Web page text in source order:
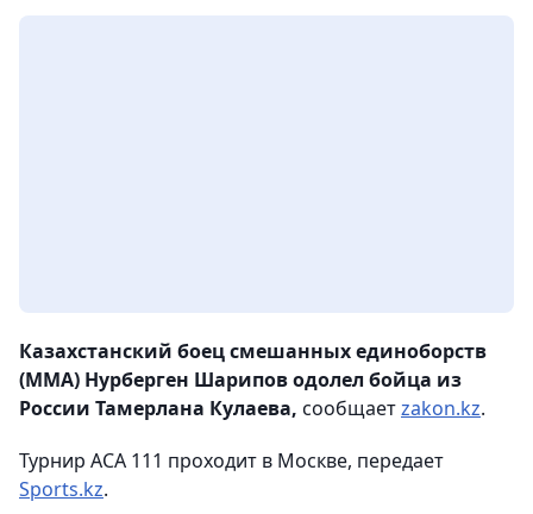
Казахстанский боец смешанных единоборств
(ММА) Нурберген Шарипов одолел бойца из
России Тамерлана Кулаева, сообщаетzakon.kz.
Турнир ACA 111 проходит в Москве, передает
Sports.kz.